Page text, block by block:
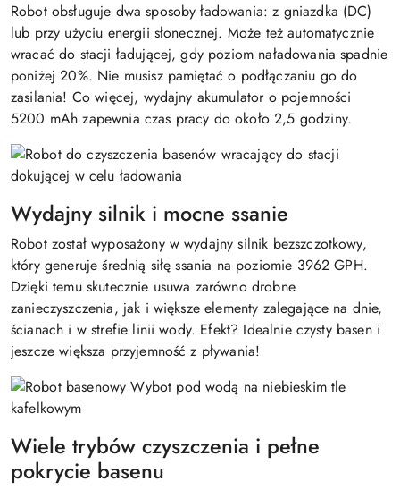
Robot obsługuje dwa sposoby ładowania: z gniazdka (DC)
lub przy użyciu energii słonecznej. Może też automatycznie
wracać do stacji ładującej, gdy poziom naładowania spadnie
poniżej 20%. Nie musisz pamiętać o podłączaniu go do
zasilania! Co więcej, wydajny akumulator o pojemności
5200 mAh zapewnia czas pracy do około 2,5 godziny.
Wydajny silnik i mocne ssanie
Robot został wyposażony w wydajny silnik bezszczotkowy,
który generuje średnią siłę ssania na poziomie 3962 GPH.
Dzięki temu skutecznie usuwa zarówno drobne
zanieczyszczenia, jak i większe elementy zalegające na dnie,
ścianach i w strefie linii wody. Efekt? Idealnie czysty basen i
jeszcze większa przyjemność z pływania!
Wiele trybów czyszczenia i pełne
pokrycie basenu